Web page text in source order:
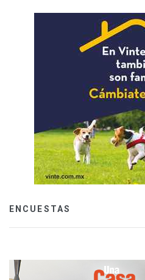
ENCUESTAS